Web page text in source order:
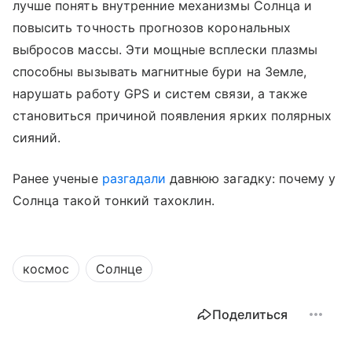
лучше понять внутренние механизмы Солнца и
повысить точность прогнозов корональных
выбросов массы. Эти мощные всплески плазмы
способны вызывать магнитные бури на Земле,
нарушать работу GPS и систем связи, а также
становиться причиной появления ярких полярных
сияний.
Ранее ученые разгадали давнюю загадку: почему у
Солнца такой тонкий тахоклин.
космос Солнце
Поделиться